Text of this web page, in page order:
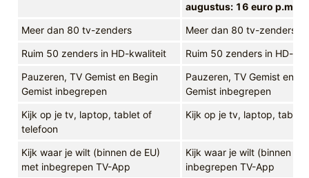
augustus: 16 euro p.m.
Meer dan 80 tv-zenders
Meer dan 80 tv-zenders
Ruim 50 zenders in HD-kwaliteit
Ruim 50 zenders in HD-
Pauzeren, TV Gemist en Begin
Gemist inbegrepen
Pauzeren, TV Gemist en
Gemist inbegrepen
Kijk op je tv, laptop, tablet of
telefoon
Kijk op je tv, laptop, tablet
Kijk waar je wilt (binnen de EU)
met inbegrepen TV-App
Kijk waar je wilt (binnen de
inbegrepen TV-App